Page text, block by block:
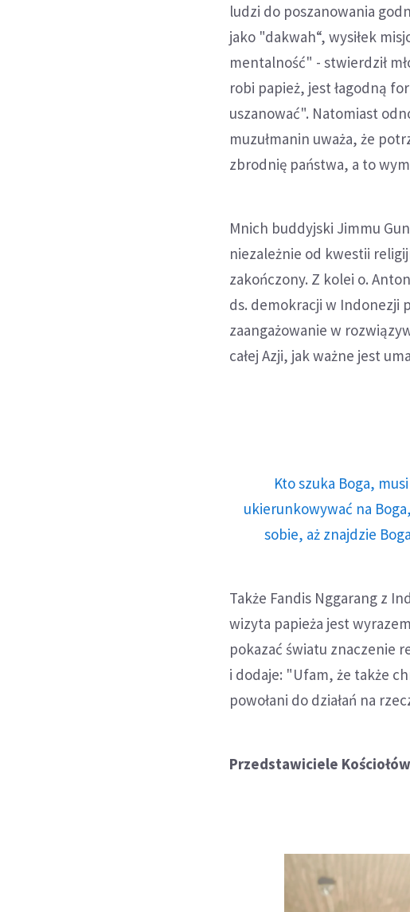
ludzi do poszanowania
jako "dakwah“, wysiłek
mentalność" - stwierdził
robi papież, jest łagodną
uszanować". Natomiast
muzułmanin uważa, że
zbrodnię państwa, a to
Mnich buddyjski Jimmu
niezależnie od kwestii
zakończony. Z kolei o.
ds. demokracji w Indonezji
zaangażowanie w
całej Azji, jak ważne jest
Kto szuka Boga,
ukierunkowywać na
sobie, aż znajdzie
Także Fandis Nggarang z
wizyta papieża jest
pokazać światu znaczenie
i dodaje: "Ufam, że także
powołani do działań na
Przedstawiciele